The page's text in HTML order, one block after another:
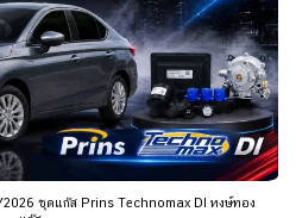
ชุดแก๊ส Prins Technomax DI หงษ์ทอง